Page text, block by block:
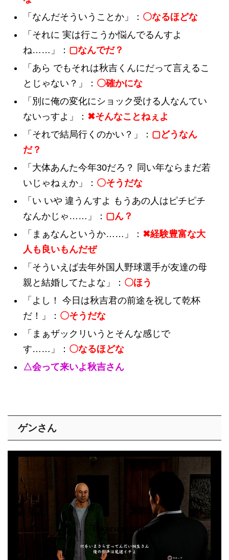
「なんだそういうことか」： 〇なるほどな
「それに 実は行こうか悩んでるんすよ
ね……」： ▢なんでだ？
「あら でもそれは秋吉くんにだって言えるこ
とじゃない？」： 〇確かにな
「別に俺の変化にショック受ける人なんてい
ないっすよ」： ✖そんなことねぇよ
「それで結局行くのかい？」： ▢どうなん
だ？
「大体あんた今年30だろ？ 同い年ならまだ若
いじゃねぇか」： 〇そうだな
「い いや 違うんすよ もうあの人はピチピチ
なんかじゃ……」： ▢ん？
「まぁなんというか……」： ✖経験豊富な大
人も良いもんだぜ
「そういえば去年外国人野球選手が友達の母
親と結婚してたよな」： 〇ほう
「よし！ 今日は秋吉君の前途を祝して乾杯
だ！」： 〇そうだな
「まぁザックリいうとそんな感じで
す……」： 〇なるほどな
△会って来いよ秋吉さん
ゲンさん